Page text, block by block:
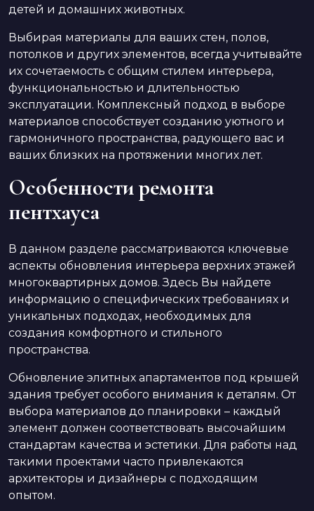
детей и домашних животных.
Выбирая материалы для ваших стен, полов,
потолков и других элементов, всегда учитывайте
их сочетаемость с общим стилем интерьера,
функциональностью и длительностью
эксплуатации. Комплексный подход в выборе
материалов способствует созданию уютного и
гармоничного пространства, радующего вас и
ваших близких на протяжении многих лет.
Особенности ремонта
пентхауса
В данном разделе рассматриваются ключевые
аспекты обновления интерьера верхних этажей
многоквартирных домов. Здесь Вы найдете
информацию о специфических требованиях и
уникальных подходах, необходимых для
создания комфортного и стильного
пространства.
Обновление элитных апартаментов под крышей
здания требует особого внимания к деталям. От
выбора материалов до планировки – каждый
элемент должен соответствовать высочайшим
стандартам качества и эстетики. Для работы над
такими проектами часто привлекаются
архитекторы и дизайнеры с подходящим
опытом.